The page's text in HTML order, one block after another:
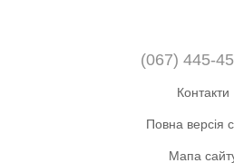
(067) 445-
Контакти
Повна версія
Мапа